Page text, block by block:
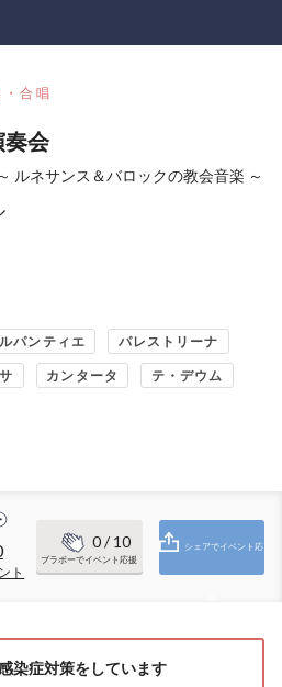
合唱
奏会
ルネサンス＆バロックの教会音楽 ～
パンティエ パレストリーナ
カンタータ テ・デウム
ト
0/ 10
ブラボーでイベント応援
シェアでイベント応
染症対策をしています